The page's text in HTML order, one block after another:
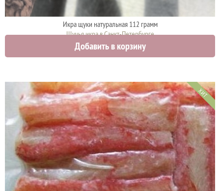
Икра щуки натуральная 112 грамм
Щучья икра в Санкт-Петербурге
920 руб.
Добавить в корзину
ХИТ